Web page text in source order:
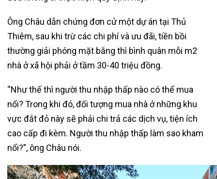
Ông Châu dẫn chứng đơn cử một dự án tại Thủ
Thiêm, sau khi trừ các chi phí và ưu đãi, tiền bồi
thường giải phóng mặt bằng thì bình quân mỗi m2
nhà ở xã hội phải ở tầm 30-40 triệu đồng.
“Như thế thì người thu nhập thấp nào có thể mua
nổi? Trong khi đó, đối tượng mua nhà ở những khu
vực đắt đỏ này sẽ phải chi trả các dịch vụ, tiện ích
cao cấp đi kèm. Người thu nhập thấp làm sao kham
nổi?”, ông Châu nói.